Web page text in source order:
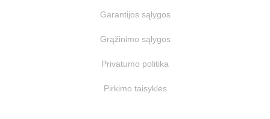
Garantijos sąlygos
Grąžinimo sąlygos
Privatumo politika
Pirkimo taisyklės